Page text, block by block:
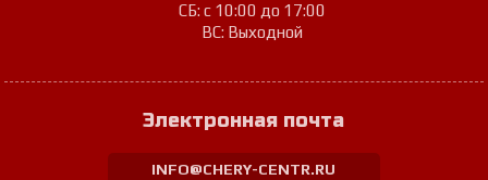
СБ: с 10:00 до 17:00
ВС: Выходной
Электронная почта
INFO@CHERY-CENTR.RU